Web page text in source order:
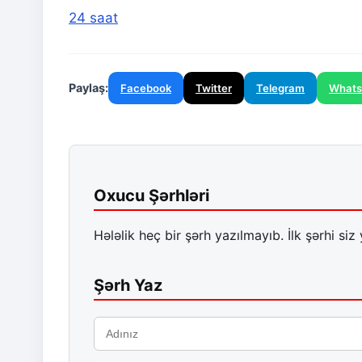
24 saat
Paylaş: Facebook Twitter Telegram
Oxucu Şərhləri
Hələlik heç bir şərh yazılmayıb. İlk şərhi siz
Şərh Yaz